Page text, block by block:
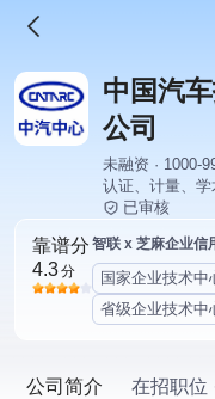
中国汽
公司
未融资 · 1000-
认证、计量、
已审核
靠谱分
4.3分
智联 x 芝麻企业信
国家企业技术中
省级企业技术中
公司简介 在招职位